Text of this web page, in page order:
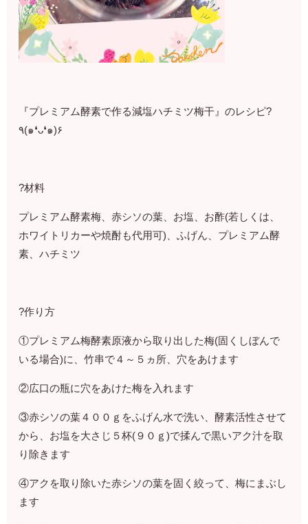
『プレミアム酵素で作る減塩ハチミツ梅干』のレシピ?
٩(๑❛ᴗ❛๑)۶
?材料
プレミアム酵素梅、赤シソの葉、お塩、お酢(若しくは、
ホワイトリカーや焼酎も代用可)、ふげん、プレミアム酵
素、ハチミツ
?作り方
①プレミアム梅酵素原液から取り出した梅(固くしぼんで
いる場合)に、竹串で４～５ヵ所、穴をあけます
②広口の瓶に穴をあけた梅を入れます
③赤シソの葉４００ｇをふげん水で洗い、酵素活性させて
から、お塩を大さじ５杯(９０ｇ)で揉んで黒いアク汁を取
り除きます
④アクを取り除いた赤シソの葉を固く絞って、梅にまぶし
ます